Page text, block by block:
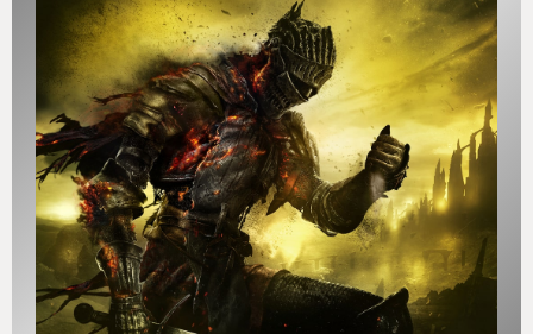
て、家に帰るとカビゴンに夕ご飯をあげて、そして
寝るが１日のサイクルです。朝からカワイイポケモ
ンたちを見るとテンション上がりますよぉ。
実はあえてここで紹介していないこのアプリのシス
テムが沢山あります。なぜなら、是非このアプリを
楽しんで自分で体験してもらいたいからです。ただ
の寝るだけのアプリだと思っていませんでしたか？
あなたの睡眠を楽しいものにしてくれるポケモンス